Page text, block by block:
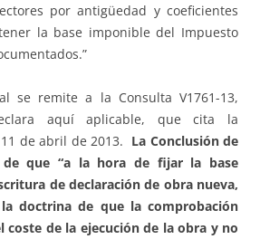
por antigüedad y coeficientes
la base imponible del Impuesto
se remite a la Consulta V1761-13,
aquí aplicable, que cita la
de abril de 2013. La Conclusión de
de que “a la hora de fijar la base
de declaración de obra nueva,
doctrina de que la comprobación
coste de la ejecución de la obra y no